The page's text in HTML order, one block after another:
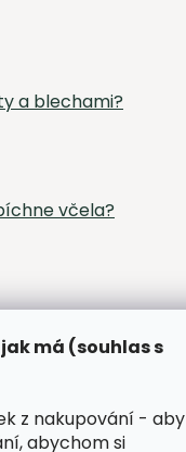
má (souhlas s
z nakupování - aby
abychom si
a blechami?
včela?